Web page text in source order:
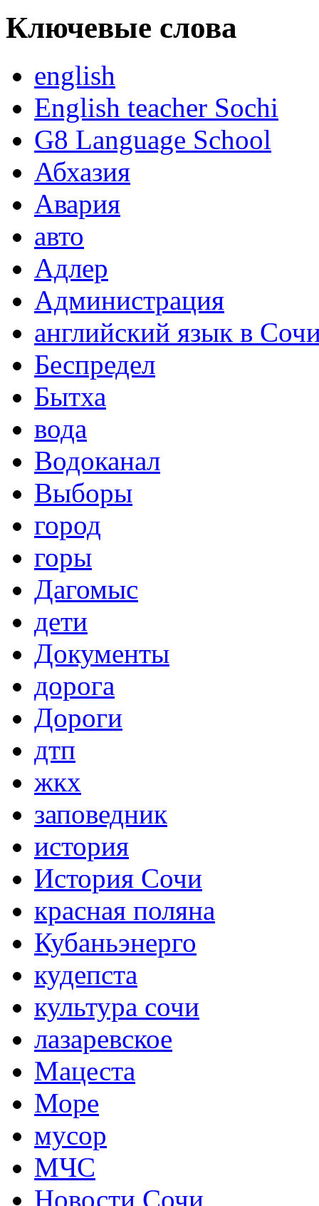
Ключевые слова
english
English teacher Sochi
G8 Language School
Абхазия
Авария
авто
Адлер
Администрация
английский язык в
Беспредел
Бытха
вода
Водоканал
Выборы
город
горы
Дагомыс
дети
Документы
дорога
Дороги
дтп
жкх
заповедник
история
История Сочи
красная поляна
Кубаньэнерго
кудепста
культура сочи
лазаревское
Мацеста
Море
мусор
МЧС
Новости Сочи